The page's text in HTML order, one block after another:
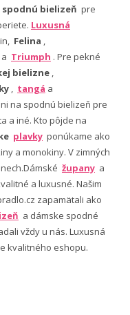
spodnú bielizeň pre
Luxusná
Felina ,
a Triumph . Pre pekné
bielizne ,
, tangá a
na spodnú bielizeň pre
a iné. Kto pôjde na
plavky ponúkame ako
a monokiny. V zimných
župany a
a luxusné. Našim
zapamätali ako
a dámske spodné
vždy u nás. Luxusná
kvalitného eshopu.